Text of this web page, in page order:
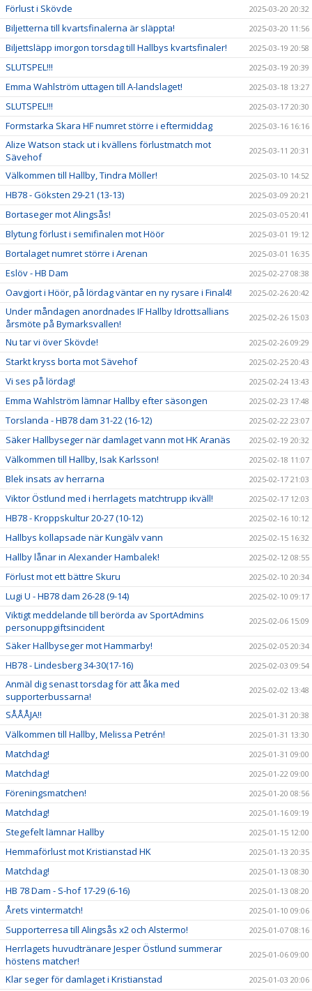
Förlust i Skövde 2025-03-20 20:32
Biljetterna till kvartsfinalerna är släppta! 2025-03-20 11:56
Biljettsläpp imorgon torsdag till Hallbys kvartsfinaler! 2025-03-19 20:58
SLUTSPEL!!! 2025-03-19 20:39
Emma Wahlström uttagen till A-landslaget! 2025-03-18 13:27
SLUTSPEL!!! 2025-03-17 20:30
Formstarka Skara HF numret större i eftermiddag 2025-03-16 16:16
Alize Watson stack ut i kvällens förlustmatch mot
Sävehof
2025-03-11 20:31
Välkommen till Hallby, Tindra Möller! 2025-03-10 14:52
HB78 - Göksten 29-21 (13-13) 2025-03-09 20:21
Bortaseger mot Alingsås! 2025-03-05 20:41
Blytung förlust i semifinalen mot Höör 2025-03-01 19:12
Bortalaget numret större i Arenan 2025-03-01 16:35
Eslöv - HB Dam 2025-02-27 08:38
Oavgjort i Höör, på lördag väntar en ny rysare i Final4! 2025-02-26 20:42
Under måndagen anordnades IF Hallby Idrottsallians
årsmöte på Bymarksvallen!
2025-02-26 15:03
Nu tar vi över Skövde! 2025-02-26 09:29
Starkt kryss borta mot Sävehof 2025-02-25 20:43
Vi ses på lördag! 2025-02-24 13:43
Emma Wahlström lämnar Hallby efter säsongen 2025-02-23 17:48
Torslanda - HB78 dam 31-22 (16-12) 2025-02-22 23:07
Säker Hallbyseger när damlaget vann mot HK Aranäs 2025-02-19 20:32
Välkommen till Hallby, Isak Karlsson! 2025-02-18 11:07
Blek insats av herrarna 2025-02-17 21:03
Viktor Östlund med i herrlagets matchtrupp ikväll! 2025-02-17 12:03
HB78 - Kroppskultur 20-27 (10-12) 2025-02-16 10:12
Hallbys kollapsade när Kungälv vann 2025-02-15 16:32
Hallby lånar in Alexander Hambalek! 2025-02-12 08:55
Förlust mot ett bättre Skuru 2025-02-10 20:34
Lugi U - HB78 dam 26-28 (9-14) 2025-02-10 09:17
Viktigt meddelande till berörda av SportAdmins
personuppgiftsincident
2025-02-06 15:09
Säker Hallbyseger mot Hammarby! 2025-02-05 20:34
HB78 - Lindesberg 34-30(17-16) 2025-02-03 09:54
Anmäl dig senast torsdag för att åka med
supporterbussarna!
2025-02-02 13:48
SÅÅÅJA!! 2025-01-31 20:38
Välkommen till Hallby, Melissa Petrén! 2025-01-31 13:30
Matchdag! 2025-01-31 09:00
Matchdag! 2025-01-22 09:00
Föreningsmatchen! 2025-01-20 08:56
Matchdag! 2025-01-16 09:19
Stegefelt lämnar Hallby 2025-01-15 12:00
Hemmaförlust mot Kristianstad HK 2025-01-13 20:35
Matchdag! 2025-01-13 08:30
HB 78 Dam - S-hof 17-29 (6-16) 2025-01-13 08:20
Årets vintermatch! 2025-01-10 09:06
Supporterresa till Alingsås x2 och Alstermo! 2025-01-07 08:16
Herrlagets huvudtränare Jesper Östlund summerar
höstens matcher!
2025-01-06 09:00
Klar seger för damlaget i Kristianstad 2025-01-03 20:06